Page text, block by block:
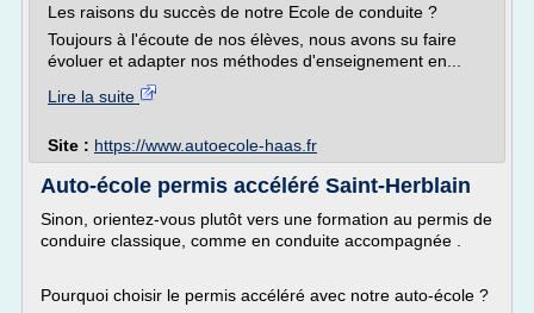
Les raisons du succès de notre Ecole de conduite ?
Toujours à l'écoute de nos élèves, nous avons su faire
évoluer et adapter nos méthodes d'enseignement en...
Lire la suite
Site : https://www.autoecole-haas.fr
Auto-école permis accéléré Saint-Herblain
Sinon, orientez-vous plutôt vers une formation au permis de
conduire classique, comme en conduite accompagnée .
Pourquoi choisir le permis accéléré avec notre auto-école ?